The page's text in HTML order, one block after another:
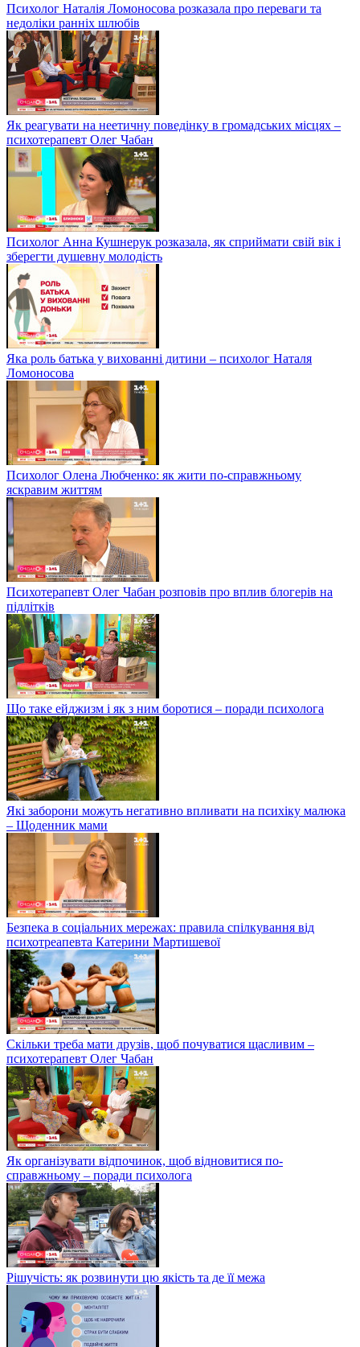
Психолог Наталія Ломоносова розказала про переваги та
недоліки ранніх шлюбів
Як реагувати на неетичну поведінку в громадських місцях –
психотерапевт Олег Чабан
Психолог Анна Кушнерук розказала, як сприймати свій вік і
зберегти душевну молодість
Яка роль батька у вихованні дитини – психолог Наталя
Ломоносова
Психолог Олена Любченко: як жити по-справжньому
яскравим життям
Психотерапевт Олег Чабан розповів про вплив блогерів на
підлітків
Що таке ейджизм і як з ним боротися – поради психолога
Які заборони можуть негативно впливати на психіку малюка
– Щоденник мами
Безпека в соціальних мережах: правила спілкування від
психотреапевта Катерини Мартишевої
Скільки треба мати друзів, щоб почуватися щасливим –
психотерапевт Олег Чабан
Як організувати відпочинок, щоб відновитися по-
справжньому – поради психолога
Рішучість: як розвинути цю якість та де її межа